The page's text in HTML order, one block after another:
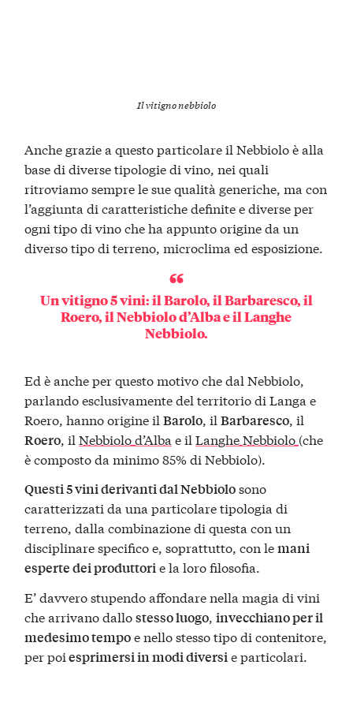
Il vitigno nebbiolo
Anche grazie a questo particolare il Nebbiolo è alla
base di diverse tipologie di vino, nei quali
ritroviamo sempre le sue qualità generiche, ma con
l’aggiunta di caratteristiche definite e diverse per
ogni tipo di vino che ha appunto origine da un
diverso tipo di terreno, microclima ed esposizione.
Un vitigno 5 vini: il Barolo, il Barbaresco, il
Roero, il Nebbiolo d’Alba e il Langhe
Nebbiolo.
Ed è anche per questo motivo che dal Nebbiolo,
parlando esclusivamente del territorio di Langa e
Roero, hanno origine ilBarolo, ilBarbaresco, il
Roero, ilNebbiolo d’Alba e ilLanghe Nebbiolo (che
è composto da minimo 85% di Nebbiolo).
Questi 5 vini derivanti dal Nebbiolosono
caratterizzati da una particolare tipologia di
terreno, dalla combinazione di questa con un
disciplinare specifico e, soprattutto, con lemani
esperte dei produttorie la loro filosofia.
E’ davvero stupendo affondare nella magia di vini
che arrivano dallostesso luogo,invecchiano per il
medesimo tempoe nello stesso tipo di contenitore,
per poiesprimersi in modi diversie particolari.